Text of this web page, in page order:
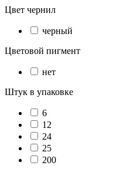
Цвет чернил
черный
Цветовой пигмент
нет
Штук в упаковке
6
12
24
25
200